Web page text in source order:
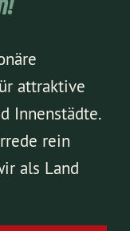
attraktive
Innenstädte.
rein
als Land